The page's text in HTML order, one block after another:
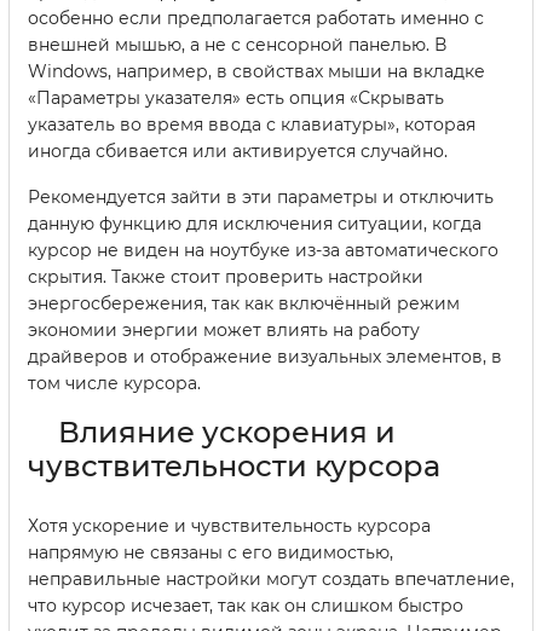
особенно если предполагается работать именно с
внешней мышью, а не с сенсорной панелью. В
Windows, например, в свойствах мыши на вкладке
«Параметры указателя» есть опция «Скрывать
указатель во время ввода с клавиатуры», которая
иногда сбивается или активируется случайно.
Рекомендуется зайти в эти параметры и отключить
данную функцию для исключения ситуации, когда
курсор не виден на ноутбуке из-за автоматического
скрытия. Также стоит проверить настройки
энергосбережения, так как включённый режим
экономии энергии может влиять на работу
драйверов и отображение визуальных элементов, в
том числе курсора.
Влияние ускорения и
чувствительности курсора
Хотя ускорение и чувствительность курсора
напрямую не связаны с его видимостью,
неправильные настройки могут создать впечатление,
что курсор исчезает, так как он слишком быстро